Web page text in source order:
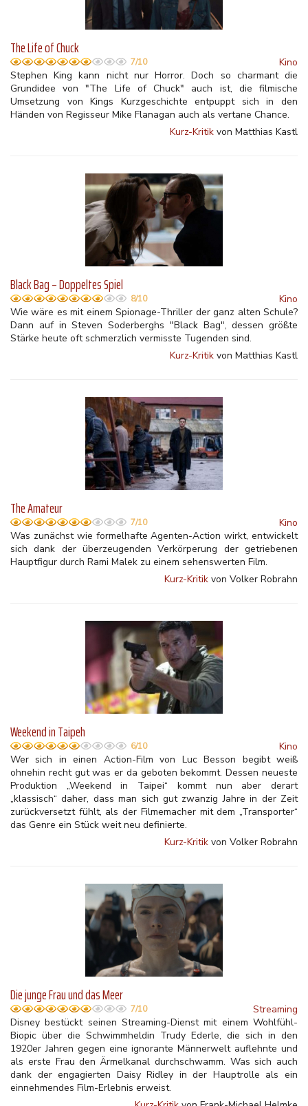
The Life of Chuck
7/10
Kino
Stephen King kann nicht nur Horror. Doch so charmant die
Grundidee von "The Life of Chuck" auch ist, die filmische
Umsetzung von Kings Kurzgeschichte entpuppt sich in den
Händen von Regisseur Mike Flanagan auch als vertane Chance.
Kurz-Kritik von Matthias Kastl
Black Bag – Doppeltes Spiel
8/10
Kino
Wie wäre es mit einem Spionage-Thriller der ganz alten Schule?
Dann auf in Steven Soderberghs "Black Bag", dessen größte
Stärke heute oft schmerzlich vermisste Tugenden sind.
Kurz-Kritik von Matthias Kastl
The Amateur
7/10
Kino
Was zunächst wie formelhafte Agenten-Action wirkt, entwickelt
sich dank der überzeugenden Verkörperung der getriebenen
Hauptfigur durch Rami Malek zu einem sehenswerten Film.
Kurz-Kritik von Volker Robrahn
Weekend in Taipeh
6/10
Kino
Wer sich in einen Action-Film von Luc Besson begibt weiß
ohnehin recht gut was er da geboten bekommt. Dessen neueste
Produktion „Weekend in Taipei“ kommt nun aber derart
„klassisch“ daher, dass man sich gut zwanzig Jahre in der Zeit
zurückversetzt fühlt, als der Filmemacher mit dem „Transporter“
das Genre ein Stück weit neu definierte.
Kurz-Kritik von Volker Robrahn
Die junge Frau und das Meer
7/10
Streaming
Disney bestückt seinen Streaming-Dienst mit einem Wohlfühl-
Biopic über die Schwimmheldin Trudy Ederle, die sich in den
1920er Jahren gegen eine ignorante Männerwelt auflehnte und
als erste Frau den Ärmelkanal durchschwamm. Was sich auch
dank der engagierten Daisy Ridley in der Hauptrolle als ein
einnehmendes Film-Erlebnis erweist.